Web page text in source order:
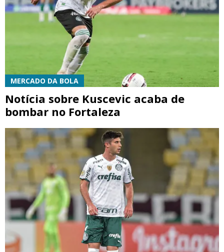
MERCADO DA BOLA
Notícia sobre Kuscevic acaba de
bombar no Fortaleza